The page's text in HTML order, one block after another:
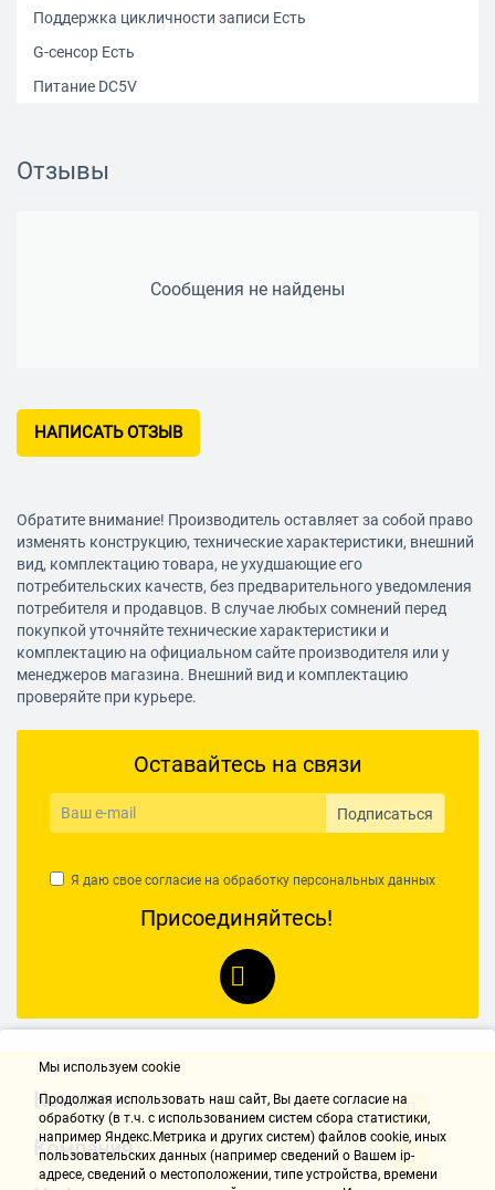
Поддержка цикличности записи Есть
G-сенсор Есть
Питание DC5V
Встроенный (сменный) аккумулятор Есть 500 mA/h
Размеры 85x 52 x 32мм
Отзывы
Сообщения не найдены
НАПИСАТЬ ОТЗЫВ
Обратите внимание! Производитель оставляет за собой право
изменять конструкцию, технические характеристики, внешний
вид, комплектацию товара, не ухудшающие его
потребительских качеств, без предварительного уведомления
потребителя и продавцов. В случае любых сомнений перед
покупкой уточняйте технические характеристики и
комплектацию на официальном сайте производителя или у
менеджеров магазина. Внешний вид и комплектацию
проверяйте при курьере.
Оставайтесь на связи
Подписаться
Я даю свое согласие на обработку персональных данных
Присоединяйтесь!
Контакты
Компания
Мы используем cookie
Продолжая использовать наш cайт, Вы даете согласие на
обработку (в т.ч. с использованием систем сбора статистики,
например Яндекс.Метрика и других систем) файлов cookie, иных
пользовательских данных (например сведений о Вашем ip-
адресе, сведений о местоположении, типе устройства, времени